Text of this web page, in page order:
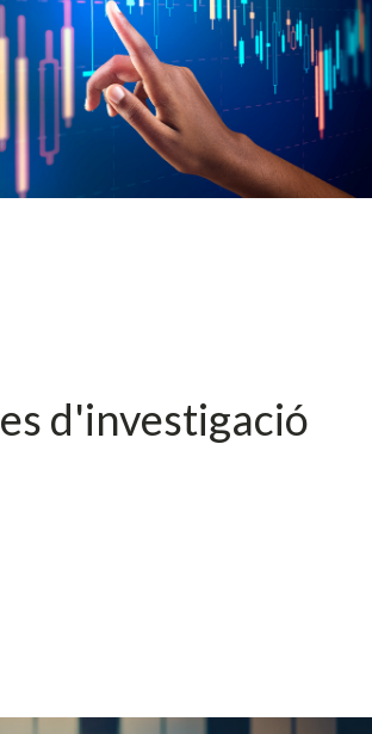
d'investigació